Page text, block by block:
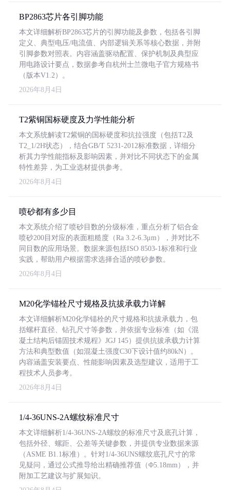
BP2863芯片各引脚功能
本文详细解析BP2863芯片的引脚功能及参数，包括各引脚
定义、典型电压/电流值、内部逻辑关系等核心数据，并附
引脚参数对照表。内容涵盖驱动配置、保护机制及典型应
用电路设计要点，数据参考自杭州士兰微电子官方规格书
（版本V1.2）。
2026年8月4日
T2紫铜国标硬度及力学性能分析
本文系统解读T2紫铜的国标硬度和抗拉强度（包括T2及
T2_1/2H状态），结合GB/T 5231-2012标准数据，详细分
析其力学性能指标及影响因素，并对比不同状态下的金属
特性差异，为工业选材提供参考。
2026年8月4日
喷砂都有多少目
本文系统介绍了喷砂目数的分级标准，重点分析了铝合金
喷砂200目对应的表面粗糙度（Ra 3.2-6.3μm），并对比不
同目数的应用场景。数据来源包括ISO 8503-1标准和行业
实践，帮助用户根据需求选择合适的喷砂参数。
2026年8月4日
M20化学锚栓尺寸规格及抗拔承载力详解
本文详细解析M20化学锚栓的尺寸规格和抗拔承载力，包
括螺杆直径、钻孔尺寸等参数，并依据专业标准（如《混
凝土结构后锚固技术规程》JGJ 145）提供抗拔承载力计算
方法和典型数值（如混凝土强度C30下设计值约80kN）。
内容涵盖安装要点、性能影响因素及选型建议，适用于工
程技术人员参考。
2026年8月4日
1/4-36UNS-2A螺纹标准尺寸
本文详细解析1/4-36UNS-2A螺纹的标准尺寸及底孔计算，
包括外径、螺距、公差等关键参数，并提供专业数据来源
（ASME B1.1标准）。针对1/4-36UNS螺纹底孔尺寸的常
见疑问，通过公式推导给出精确推荐值（Φ5.18mm），并
附加工艺建议与扩展知识。